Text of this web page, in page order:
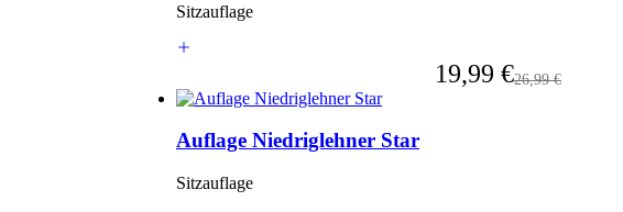
Sitzauflage
Ab
19,99 €Regulärer Preis
26,99 €
Auflage Niedriglehner Star
Sitzauflage